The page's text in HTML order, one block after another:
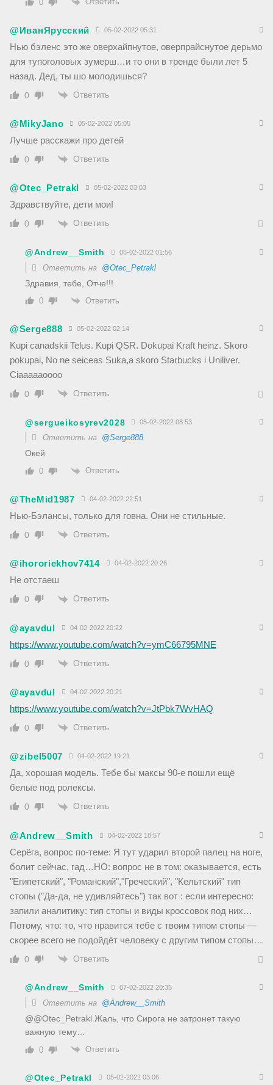
0
@ИванЯрусский 05-02-2022 05:31
Нью бэленс это же оверхайпнутое, оверпрайснутое дерьмо
для тупоголовых зумерш…и то они в тренде были лет 5
назад. Дед, ты шо молодишься?
0 Ответить
@MikyJano 05-02-2022 05:05
Лучше расскажи про детей
0 Ответить
@Otec_Petrakl 05-02-2022 03:03
Здравствуйте, дети мои!
0 Ответить
@Andrew__Smith 06-02-2022 01:56
Ответить на @Otec_Petrakl
Здравия, тебе, Отче!!!
0 Ответить
@Serge888 05-02-2022 02:14
Kupi canadskii Telus. Kupi QSR. Dokupai Kraft heinz. Skoro
pokupai, No ne seiceas Suka,a skoro Starbucks i Uniliver.
Ciaaaaaoooo
0 Ответить
@sergueikosyrev2028 05-02-2022 08:53
Ответить на @Serge888
Окей
0 Ответить
@TheMid1987 04-02-2022 22:51
Нью-Бэлансы, только для говна. Они не стильные.
0 Ответить
@ihororiekhov7414 04-02-2022 20:26
Не отстаеш
0 Ответить
@ayavdul 04-02-2022 20:22
https://www.youtube.com/watch?v=ymC66795MNE
0 Ответить
@ayavdul 04-02-2022 20:21
https://www.youtube.com/watch?v=JtPbk7WvHAQ
0 Ответить
@zibel5007 04-02-2022 19:21
Да, хорошая модель. Тебе бы максы 90-е пошли ещё
белые под ролексы.
0 Ответить
@Andrew__Smith 04-02-2022 18:57
Серёга, вопрос по-теме: Я тут ударил второй палец на ноге,
болит сейчас, гад…НО: вопрос не в том: оказывается, есть
"Египетский", "Романский","Греческий", "Кельтский" тип
стопы ("Да-да, не удивляйтесь") так вот : если интересно:
запили аналитику: тип стопы и виды кроссовок под них…
Потому, что: то, что нравится тебе с твоим типом стопы —
скорее всего не подойдёт человеку с другим типом стопы…
0 Ответить
@Andrew__Smith 07-02-2022 20:35
Ответить на @Andrew__Smith
@@Otec_Petrakl Жаль, что Сирога не затронет такую
важную тему…
0 Ответить
@Otec_Petrakl 05-02-2022 03:06